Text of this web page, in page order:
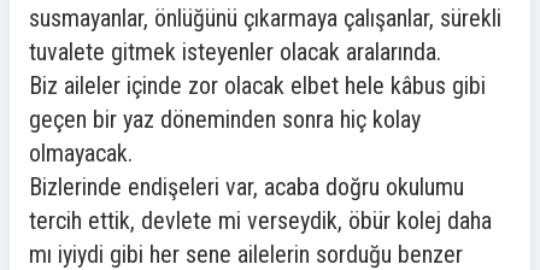
susmayanlar, önlüğünü çıkarmaya çalışanlar, sürekli
tuvalete gitmek isteyenler olacak aralarında.
Biz aileler içinde zor olacak elbet hele kâbus gibi
geçen bir yaz döneminden sonra hiç kolay
olmayacak.
Bizlerinde endişeleri var, acaba doğru okulumu
tercih ettik, devlete mi verseydik, öbür kolej daha
mı iyiydi gibi her sene ailelerin sorduğu benzer